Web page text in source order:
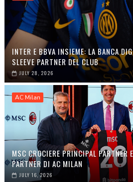
INTER E BBVA INSIEME: LA BANCA
SLEEVE PARTNER DEL CLUB
JULY 28, 2026
AC Milan
MSC CROCIERE PRINCIPAL PARTNER
PARTNER DI AC MILAN
JULY 16, 2026